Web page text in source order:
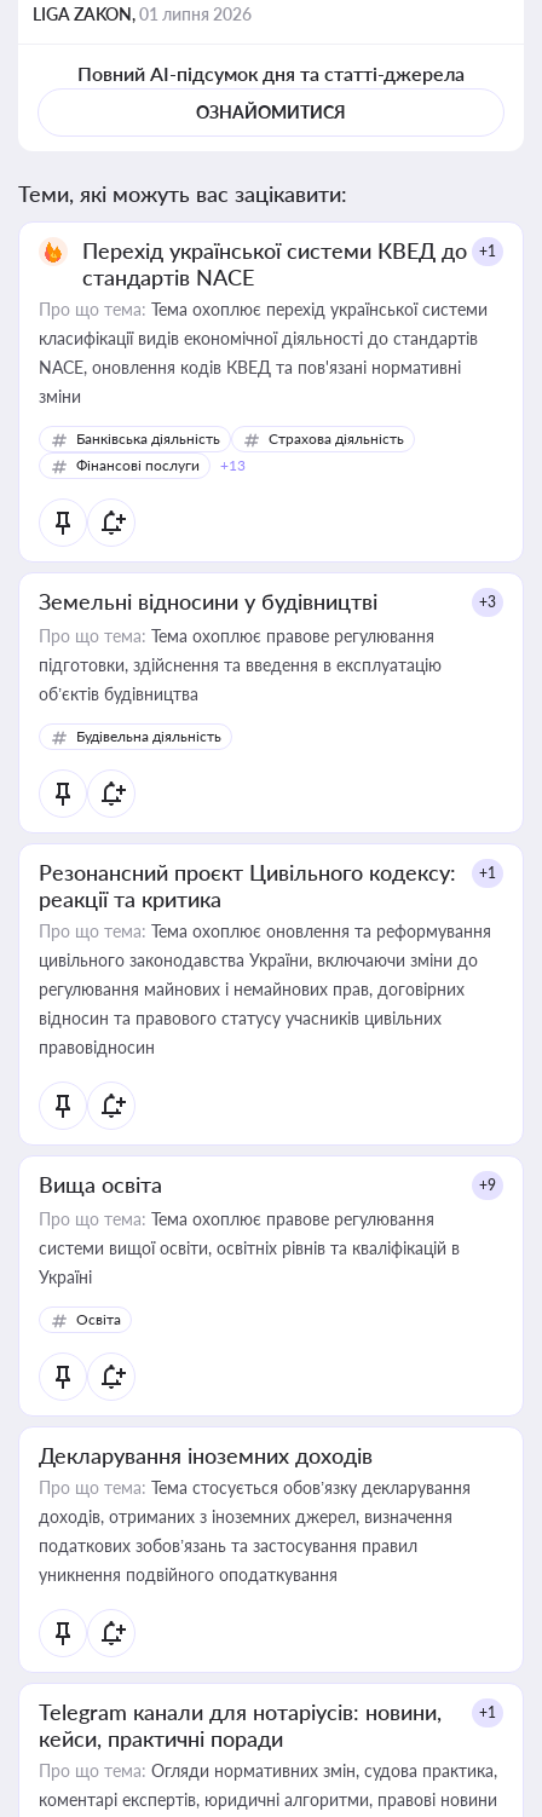
LIGA ZAKON,01 липня 2026
Повний AI-підсумок дня та статті-джерела
ОЗНАЙОМИТИСЯ
Теми, які можуть вас зацікавити:
Перехід української системи КВЕД до
стандартів NACE
+1
Про що тема: Тема охоплює перехід української системи
класифікації видів економічної діяльності до стандартів
NACE, оновлення кодів КВЕД та пов'язані нормативні
зміни
Банківська діяльність
Страхова діяльність
Фінансові послуги
+13
Земельні відносини у будівництві +3
Про що тема: Тема охоплює правове регулювання
підготовки, здійснення та введення в експлуатацію
об’єктів будівництва
Будівельна діяльність
Резонансний проєкт Цивільного кодексу:
реакції та критика
+1
Про що тема: Тема охоплює оновлення та реформування
цивільного законодавства України, включаючи зміни до
регулювання майнових і немайнових прав, договірних
відносин та правового статусу учасників цивільних
правовідносин
Вища освіта +9
Про що тема: Тема охоплює правове регулювання
системи вищої освіти, освітніх рівнів та кваліфікацій в
Україні
Освіта
Декларування іноземних доходів
Про що тема: Тема стосується обов’язку декларування
доходів, отриманих з іноземних джерел, визначення
податкових зобов’язань та застосування правил
уникнення подвійного оподаткування
Telegram канали для нотаріусів: новини,
кейси, практичні поради
+1
Про що тема: Огляди нормативних змін, судова практика,
коментарі експертів, юридичні алгоритми, правові новини